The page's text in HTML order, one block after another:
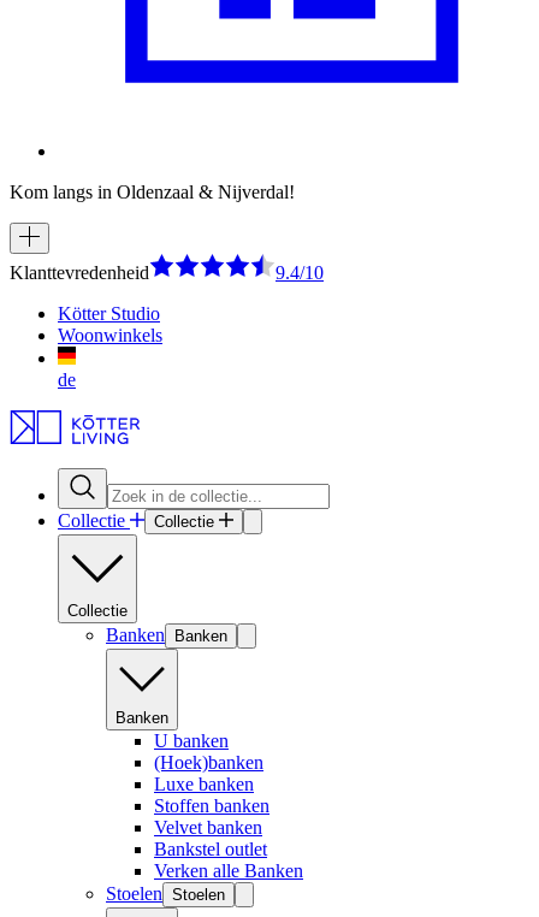
Kom langs in Oldenzaal & Nijverdal!
Klanttevredenheid
9.4/10
Kötter Studio
Woonwinkels
de
Collectie Collectie
Collectie
Banken Banken
Banken
U banken
(Hoek)banken
Luxe banken
Stoffen banken
Velvet banken
Bankstel outlet
Verken alle Banken
Stoelen Stoelen